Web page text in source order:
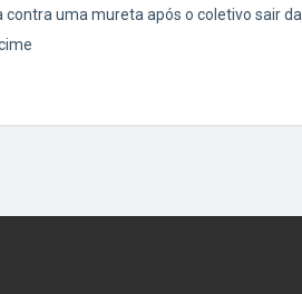
contra uma mureta após o coletivo sair da